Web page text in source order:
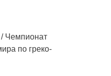
/ Чемпионат
по греко-